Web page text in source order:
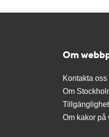
Om
Kontakta oss
Om
Om kakor på